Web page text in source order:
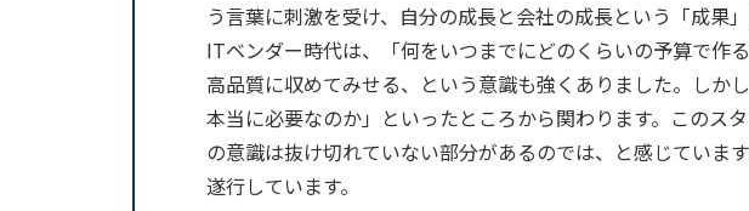
う言葉に刺激を受け、自分の成長と会社の成長という「成果
ITベンダー時代は、「何をいつまでにどのくらいの予算で作
高品質に収めてみせる、という意識も強くありました。しか
本当に必要なのか」といったところから関わります。このス
の意識は抜け切れていない部分があるのでは、と感じていま
遂行しています。